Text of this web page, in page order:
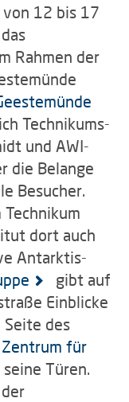
12 bis 17
Rahmen der
Technikums-
und AWI-
die Belange
Besucher.
dort auch
Antarktis-
gibt auf
Einblicke
des
Zentrum für
seine Türen.